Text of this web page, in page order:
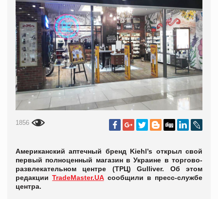
1856
Американский аптечный бренд Kiehl’s открыл свой
первый полноценный магазин в Украине в торгово-
развлекательном центре (ТРЦ) Gulliver. Об этом
редакцииTradeMaster.UAсообщили в пресс-службе
центра.